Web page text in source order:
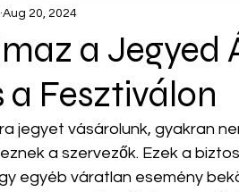
a Jegyed
a Fesztiválon
Aug 20, 2024
jegyet vásárolunk, gyakran
a szervezők. Ezek a
egyéb váratlan esemény